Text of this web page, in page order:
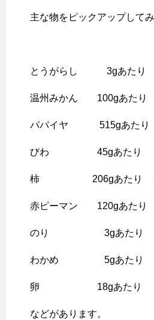
主な物をピックアップしてみ
とうがらし 3gあたり
温州みかん 100gあたり
パパイヤ 515gあたり
びわ 45gあたり
柿 206gあたり
赤ピーマン 120gあたり
のり 3gあたり
わかめ 5gあたり
卵 18gあたり
などがあります。